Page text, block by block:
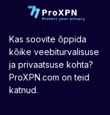
Kas soovite õppida
kõike veebiturvalisuse
ja privaatsuse kohta?
ProXPN.com on teid
katnud.